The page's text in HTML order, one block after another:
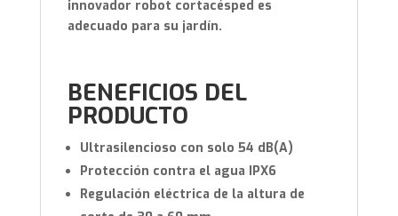
innovador robot cortacésped es
adecuado para su jardín.
BENEFICIOS DEL
PRODUCTO
Ultrasilencioso con solo 54 dB(A)
Protección contra el agua IPX6
Regulación eléctrica de la altura de